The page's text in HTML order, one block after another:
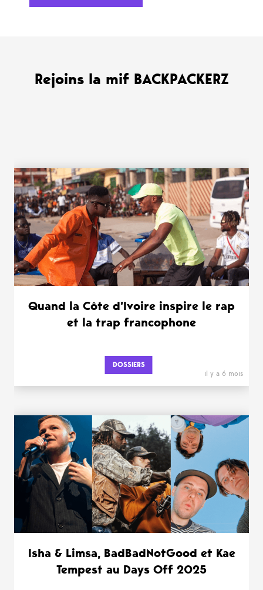
Rejoins la mif BACKPACKERZ
WANT MORE ?
Quand la Côte d’Ivoire inspire le rap
et la trap francophone
DOSSIERS
il y a 6 mois
Isha & Limsa, BadBadNotGood et Kae
Tempest au Days Off 2025